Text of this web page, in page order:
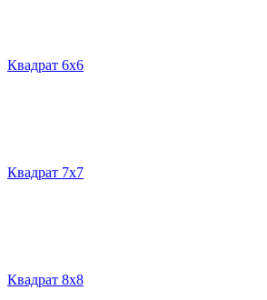
Квадрат 6х6
Квадрат 7х7
Квадрат 8х8